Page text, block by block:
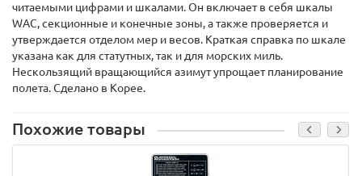
читаемыми цифрами и шкалами. Он включает в себя шкалы
WAC, секционные и конечные зоны, а также проверяется и
утверждается отделом мер и весов. Краткая справка по шкале
указана как для статутных, так и для морских миль.
Нескользящий вращающийся азимут упрощает планирование
полета. Сделано в Корее.
Похожие товары